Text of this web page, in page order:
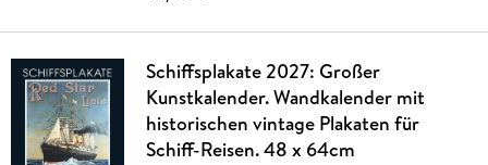
Schiffsplakate 2027: Großer
Kunstkalender. Wandkalender mit
historischen vintage Plakaten für
Schiff-Reisen. 48 x 64cm